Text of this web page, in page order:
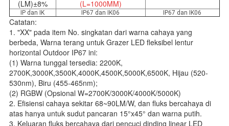
(LM)±8%
(L=1000MM)
IP dan IK IP67 dan IK06 IP67 dan IK06
Catatan:
1. "XX" pada item No. singkatan dari warna cahaya yang
berbeda, Warna terang untuk Grazer LED fleksibel lentur
horizontal Outdoor IP67 ini:
(1) Warna tunggal tersedia: 2200K,
2700K,3000K,3500K,4000K,4500K,5000K,6500K, Hijau (520-
530nm), Biru (455-465nm);
(2) RGBW (Opsional W=2700K/3000K/4000K/5000K)
2. Efisiensi cahaya sekitar 68~90LM/W, dan fluks bercahaya di
atas hanya untuk sudut pancaran 15°x45° dan warna putih.
3. Keluaran fluks bercahaya dari pencuci dinding linear LED